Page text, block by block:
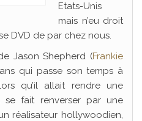
Etats-Unis
mais n’eu droit
DVD de par chez nous.
Jason Shepherd (Frankie
qui passe son temps à
qu’il allait rendre une
fait renverser par une
réalisateur hollywoodien,